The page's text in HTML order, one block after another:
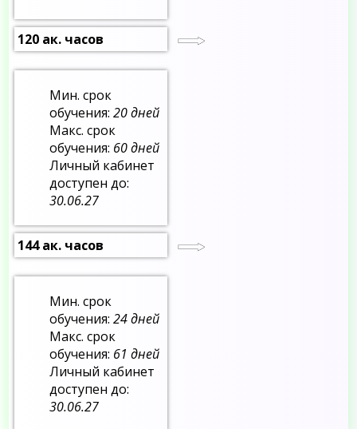
120 ак. часов
Мин. срок
обучения:20 дней
Макс. срок
обучения: 60 дней
Личный кабинет
доступен до:
30.06.27
144 ак. часов
Мин. срок
обучения:24 дней
Макс. срок
обучения: 61 дней
Личный кабинет
доступен до:
30.06.27